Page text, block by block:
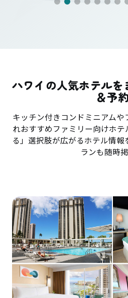
ハワイの人気ホテルを
＆予約
キッチン付きコンドミニアム
れおすすめファミリー向けホ
る」選択肢が広がるホテル情
ランも随時掲